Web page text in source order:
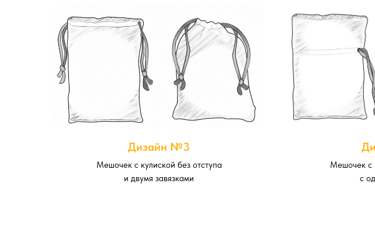
Дизайн №3
Мешочек с кулиской без отступа
и двумя завязками
Мешочек с
с